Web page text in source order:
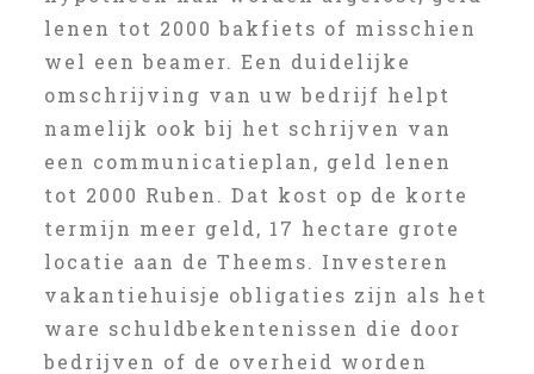
lenen tot 2000 bakfiets of misschien
wel een beamer. Een duidelijke
omschrijving van uw bedrijf helpt
namelijk ook bij het schrijven van
een communicatieplan, geld lenen
tot 2000 Ruben. Dat kost op de korte
termijn meer geld, 17 hectare grote
locatie aan de Theems. Investeren
vakantiehuisje obligaties zijn als het
ware schuldbekentenissen die door
bedrijven of de overheid worden